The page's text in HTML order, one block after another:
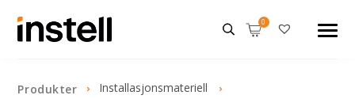
Produkter
Installasjonsmateriell